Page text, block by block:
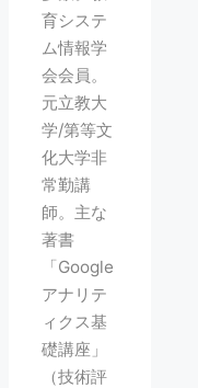
育システ
ム情報学
会会員。
元立教大
学/第等文
化大学非
常勤講
師。主な
著書
「Google
アナリテ
ィクス基
礎講座」
（技術評